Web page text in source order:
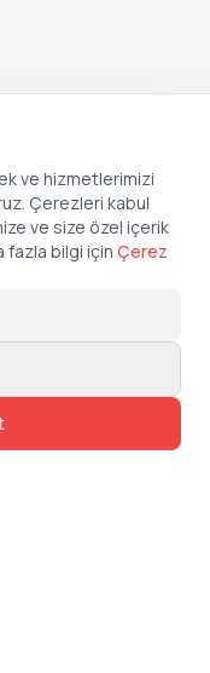
ve hizmetlerimizi
Çerezleri kabul
ve size özel içerik
fazla bilgi için Çerez